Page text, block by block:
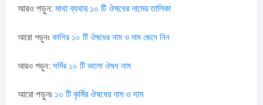
আরও পড়ুন: মাথা ব্যথার ১০ টি ঔষধের নামের তালিকা
আরো পড়ুনঃ কাশির ১০ টি ঔষধের নাম ও দাম জেনে নিন
আরও পড়ুন: সর্দির ১০ টি ভালো ঔষধ নাম
আরো পড়ুনঃ ১০ টি কৃর্মির ঔষধের নাম ও দাম